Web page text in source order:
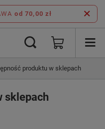
od 70,00 zł
produktu w sklepach
sklepach